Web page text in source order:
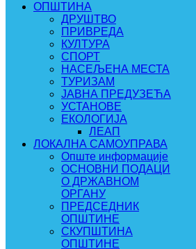
ОПШТИНА
ДРУШТВО
ПРИВРЕДА
КУЛТУРА
СПОРТ
НАСЕЉЕНА МЕСТА
ТУРИЗАМ
ЈАВНА ПРЕДУЗЕЋА
УСТАНОВЕ
ЕКОЛОГИЈА
ЛЕАП
ЛОКАЛНА САМОУПРАВА
Опште информације
ОСНОВНИ ПОДАЦИ
О ДРЖАВНОМ
ОРГАНУ
ПРЕДСЕДНИК
ОПШТИНЕ
СКУПШТИНА
ОПШТИНЕ